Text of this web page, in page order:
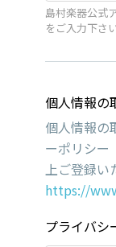
島村楽器公式
をご入力下さ
個人情報の
個人情報の
ーポリシー
上ご登録い
https://
プライバシ